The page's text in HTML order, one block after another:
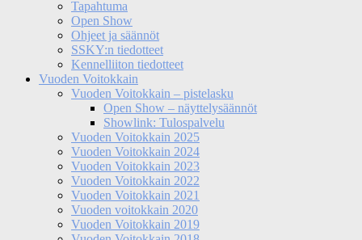
Tapahtuma
Open Show
Ohjeet ja säännöt
SSKY:n tiedotteet
Kennelliiton tiedotteet
Vuoden Voitokkain
Vuoden Voitokkain – pistelasku
Open Show – näyttelysäännöt
Showlink: Tulospalvelu
Vuoden Voitokkain 2025
Vuoden Voitokkain 2024
Vuoden Voitokkain 2023
Vuoden Voitokkain 2022
Vuoden Voitokkain 2021
Vuoden voitokkain 2020
Vuoden Voitokkain 2019